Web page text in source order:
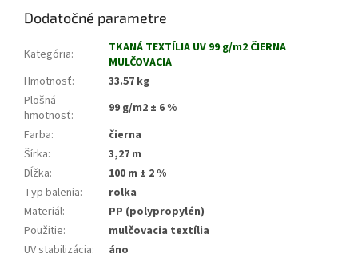
Dodatočné parametre
Kategória:
TKANÁ TEXTÍLIA UV 99 g/m2 ČIERNA
MULČOVACIA
Hmotnosť:
33.57 kg
Plošná
hmotnosť:
99 g/m2 ± 6 %
Farba:
čierna
Šírka:
3,27 m
Dĺžka:
100 m ± 2 %
Typ balenia:
rolka
Materiál:
PP (polypropylén)
Použitie:
mulčovacia textília
UV stabilizácia: áno